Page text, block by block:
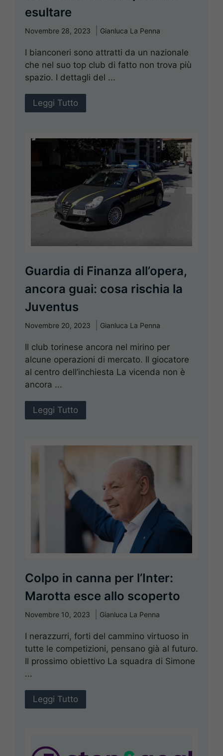
esultare
Novembre 28, 2023 Gianluca La Penna
I bianconeri sono attratti da un nazionale
che nel suo top club di fatto non trova più
spazio. I dettagli del ...
Leggi Tutto
Guardia di Finanza all’opera,
ancora guai: cosa rischia la
Juventus
Novembre 20, 2023 Gianluca La Penna
Il club torinese ancora nel mirino per
alcune operazioni di mercato. Il giocatore
al centro dell’inchiesta La vicenda non è
ancora ...
Leggi Tutto
Colpo in canna per l’Inter:
Marotta esce allo scoperto
Novembre 10, 2023 Gianluca La Penna
I nerazzurri, forti del cammino virtuoso in
tutte le competizioni, pensano già al futuro.
Il prossimo obiettivo La squadra di Simone
...
Leggi Tutto